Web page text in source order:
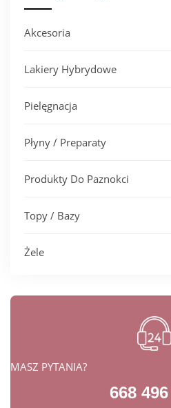
Akcesoria
Lakiery Hybrydowe
Pielęgnacja
Płyny / Preparaty
Produkty Do Paznokci
Topy / Bazy
Żele
MASZ PYTANIA?
668